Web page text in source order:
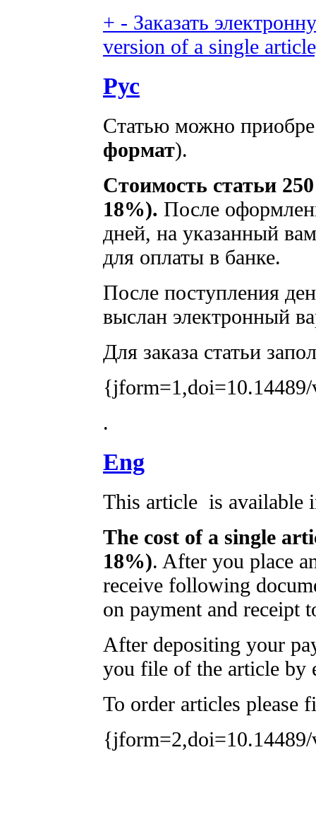
+ - Заказать
version of a single
Рус
Статью можно
формат).
Стоимость статьи
18%). После
дней, на указанный
для оплаты в банке.
После поступления
выслан электронный
Для заказа статьи
.
Eng
This article is available
The cost of a single
18%). After you place
receive following
on payment and receipt
After depositing your
you file of the article by
To order articles please